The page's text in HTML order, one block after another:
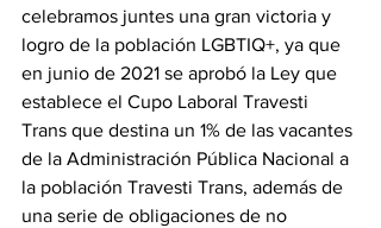
celebramos juntes una gran victoria y
logro de la población LGBTIQ+, ya que
en junio de 2021 se aprobó la Ley que
establece el Cupo Laboral Travesti
Trans que destina un 1% de las vacantes
de la Administración Pública Nacional a
la población Travesti Trans, además de
una serie de obligaciones de no